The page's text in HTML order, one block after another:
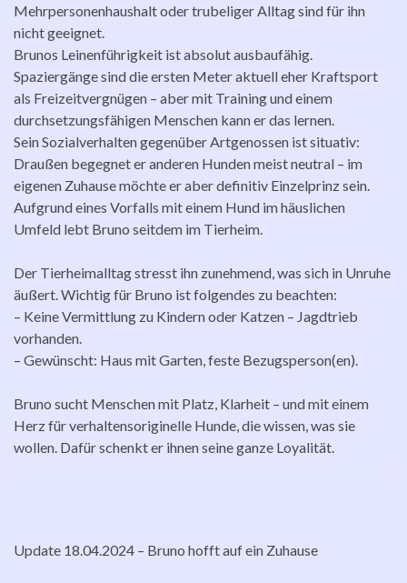
Mehrpersonenhaushalt oder trubeliger Alltag sind für ihn
nicht geeignet.
Brunos Leinenführigkeit ist absolut ausbaufähig.
Spaziergänge sind die ersten Meter aktuell eher Kraftsport
als Freizeitvergnügen – aber mit Training und einem
durchsetzungsfähigen Menschen kann er das lernen.
Sein Sozialverhalten gegenüber Artgenossen ist situativ:
Draußen begegnet er anderen Hunden meist neutral – im
eigenen Zuhause möchte er aber definitiv Einzelprinz sein.
Aufgrund eines Vorfalls mit einem Hund im häuslichen
Umfeld lebt Bruno seitdem im Tierheim.
Der Tierheimalltag stresst ihn zunehmend, was sich in Unruhe
äußert. Wichtig für Bruno ist folgendes zu beachten:
– Keine Vermittlung zu Kindern oder Katzen – Jagdtrieb
vorhanden.
– Gewünscht: Haus mit Garten, feste Bezugsperson(en).
Bruno sucht Menschen mit Platz, Klarheit – und mit einem
Herz für verhaltensoriginelle Hunde, die wissen, was sie
wollen. Dafür schenkt er ihnen seine ganze Loyalität.
Update 18.04.2024 – Bruno hofft auf ein Zuhause